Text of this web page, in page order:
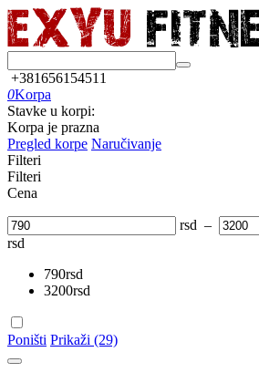
+381656154511
0Korpa
Stavke u korpi:
Korpa je prazna
Pregled korpe Naručivanje
Filteri
Filteri
Cena
rsd –
rsd
790rsd
3200rsd
Poništi Prikaži (29)